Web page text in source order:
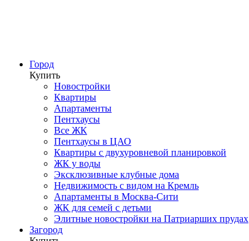
Город
Купить
Новостройки
Квартиры
Апартаменты
Пентхаусы
Все ЖК
Пентхаусы в ЦАО
Квартиры с двухуровневой планировкой
ЖК у воды
Эксклюзивные клубные дома
Недвижимость с видом на Кремль
Апартаменты в Москва-Сити
ЖК для семей с детьми
Элитные новостройки на Патриарших прудах
Загород